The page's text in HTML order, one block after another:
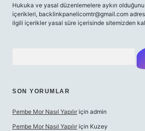
Hukuka ve yasal düzenlemelere aykırı
içerikleri, backlinkpanelicomtr@gmail.com
ilgili içerikler yasal süre içerisinde sitemizden
SON YORUMLAR
Pembe Mor Nasıl Yapılır için admin
Pembe Mor Nasıl Yapılır için Kuzey